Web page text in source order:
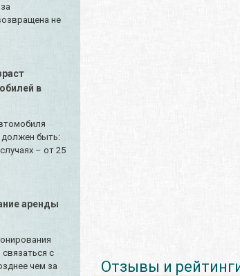
не
в
должен быть:
– от 25
аренды
с
чем за
Отзывы и